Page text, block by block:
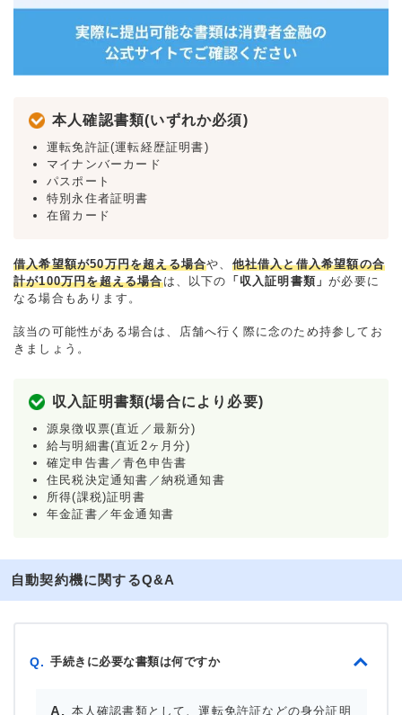
本人確認書類(いずれか必須)
運転免許証(運転経歴証明書)
マイナンバーカード
パスポート
特別永住者証明書
在留カード
借入希望額が50万円を超える場合や、 他社借入と借入希望額の合
計が100万円を超える場合は、以下の 「収入証明書類」が必要に
なる場合もあります。
該当の可能性がある場合は、店舗へ行く際に念のため持参してお
きましょう。
収入証明書類(場合により必要)
源泉徴収票(直近／最新分)
給与明細書(直近2ヶ月分)
確定申告書／青色申告書
住民税決定通知書／納税通知書
所得(課税)証明書
年金証書／年金通知書
自動契約機に関するQ&A
Q. 手続きに必要な書類は何ですか
本人確認書類として、運転免許証などの身分証明